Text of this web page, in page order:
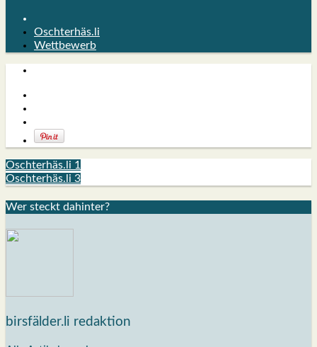
Oschterhäs.li
Wettbewerb
Oschterhäs.li 1
Oschterhäs.li 3
Wer steckt dahin­ter?
birsfälder.li redaktion